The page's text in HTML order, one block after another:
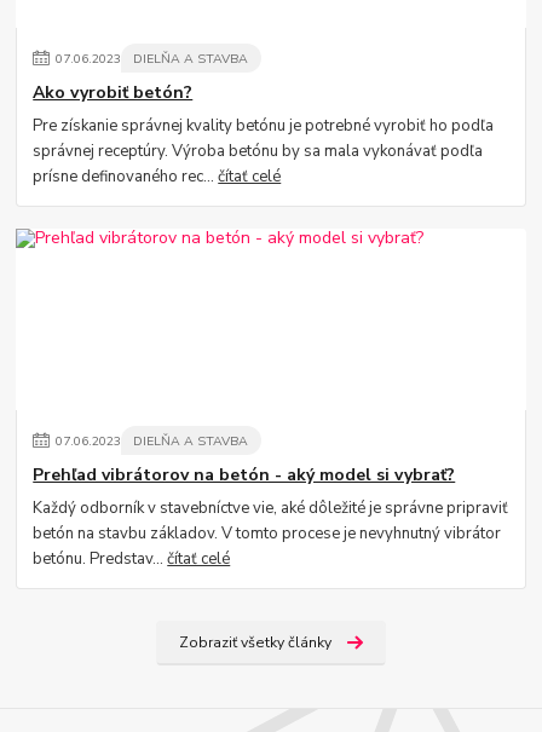
07.06.2023 DIELŇA A STAVBA
Ako vyrobiť betón?
Pre získanie správnej kvality betónu je potrebné vyrobiť ho podľa
správnej receptúry. Výroba betónu by sa mala vykonávať podľa
prísne definovaného rec...čítať celé
07.06.2023 DIELŇA A STAVBA
Prehľad vibrátorov na betón - aký model si vybrať?
Každý odborník v stavebníctve vie, aké dôležité je správne pripraviť
betón na stavbu základov. V tomto procese je nevyhnutný vibrátor
betónu. Predstav...čítať celé
Zobraziť všetky články